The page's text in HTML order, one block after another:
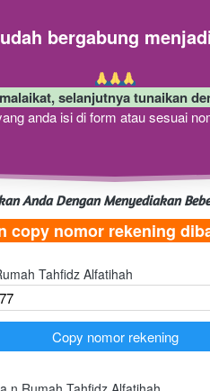
bergabung
selanjutnya tunaikan
anda isi di form atau sesuai
Anda Dengan Menyediakan
copy nomor rekening
Tahfidz Alfatihah
`
Copy nomor rekening